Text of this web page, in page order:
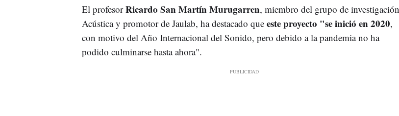
El profesorRicardo San Martín Murugarren, miembro del grupo de investigación
Acústica y promotor de Jaulab, ha destacado queeste proyecto "se inició en 2020,
con motivo del Año Internacional del Sonido, pero debido a la pandemia no ha
podido culminarse hasta ahora".